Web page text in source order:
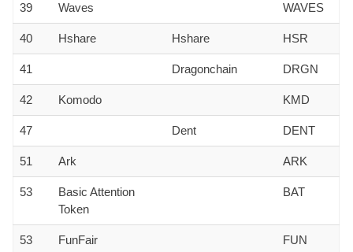
39 Waves WAVES
40 Hshare Hshare HSR
41 Dragonchain DRGN
42 Komodo KMD
47 Dent DENT
51 Ark ARK
53
Basic Attention
Token
BAT
53 FunFair FUN